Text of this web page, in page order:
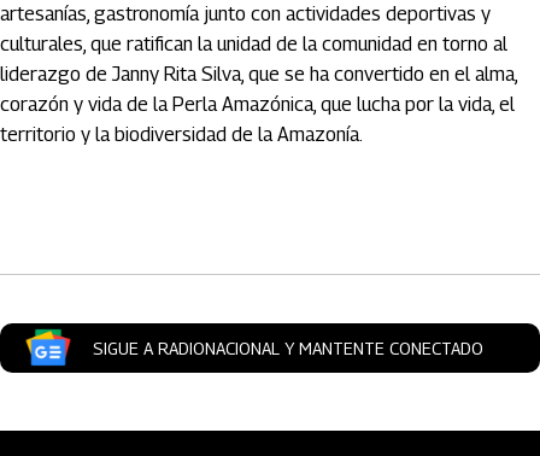
artesanías, gastronomía junto con actividades deportivas y
culturales, que ratifican la unidad de la comunidad en torno al
liderazgo de Janny Rita Silva, que se ha convertido en el alma,
corazón y vida de la Perla Amazónica, que lucha por la vida, el
territorio y la biodiversidad de la Amazonía.
SIGUE A RADIONACIONAL Y MANTENTE CONECTADO